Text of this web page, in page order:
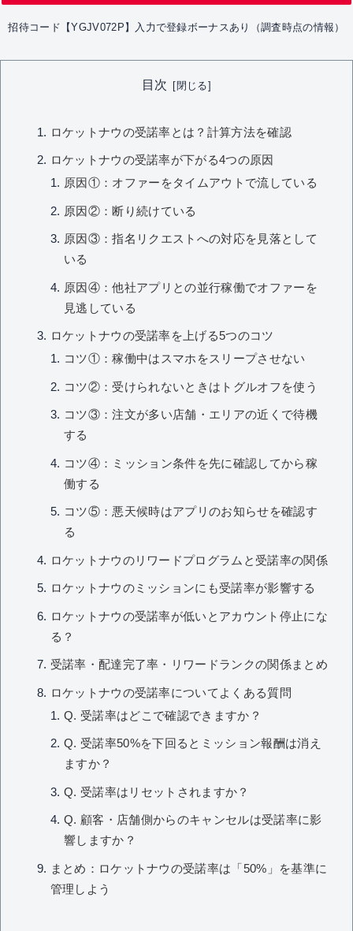
招待コード【YGJV072P】入力で登録ボーナスあり（調査時点の情報）
目次
ロケットナウの受諾率とは？計算方法を確認
ロケットナウの受諾率が下がる4つの原因
原因①：オファーをタイムアウトで流している
原因②：断り続けている
原因③：指名リクエストへの対応を見落として
いる
原因④：他社アプリとの並行稼働でオファーを
見逃している
ロケットナウの受諾率を上げる5つのコツ
コツ①：稼働中はスマホをスリープさせない
コツ②：受けられないときはトグルオフを使う
コツ③：注文が多い店舗・エリアの近くで待機
する
コツ④：ミッション条件を先に確認してから稼
働する
コツ⑤：悪天候時はアプリのお知らせを確認す
る
ロケットナウのリワードプログラムと受諾率の関係
ロケットナウのミッションにも受諾率が影響する
ロケットナウの受諾率が低いとアカウント停止にな
る？
受諾率・配達完了率・リワードランクの関係まとめ
ロケットナウの受諾率についてよくある質問
Q. 受諾率はどこで確認できますか？
Q. 受諾率50%を下回るとミッション報酬は消え
ますか？
Q. 受諾率はリセットされますか？
Q. 顧客・店舗側からのキャンセルは受諾率に影
響しますか？
まとめ：ロケットナウの受諾率は「50%」を基準に
管理しよう